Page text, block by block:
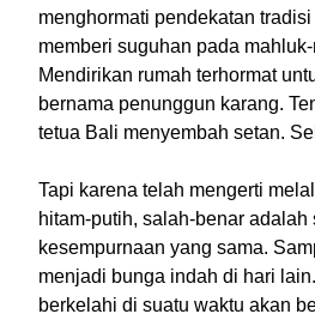
menghormati pendekatan
memberi suguhan pada
Mendirikan rumah terhormat
bernama penunggun karang.
tetua Bali menyembah setan.
Tapi karena telah mengerti
hitam-putih, salah-benar adalah
kesempurnaan yang sama.
menjadi bunga indah di hari
berkelahi di suatu waktu akan